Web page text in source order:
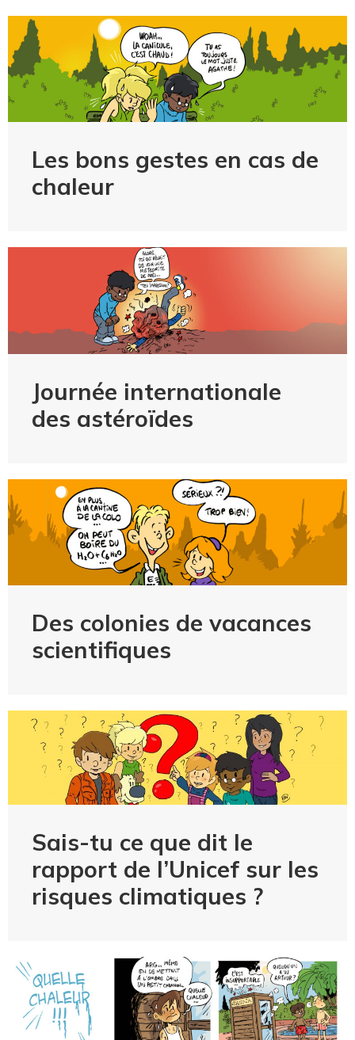
Les bons gestes en cas de
chaleur
Journée internationale
des astéroïdes
Des colonies de vacances
scientifiques
Sais-tu ce que dit le
rapport de l’Unicef sur les
risques climatiques ?